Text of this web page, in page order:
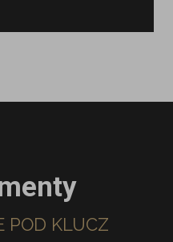
POD KLUCZ